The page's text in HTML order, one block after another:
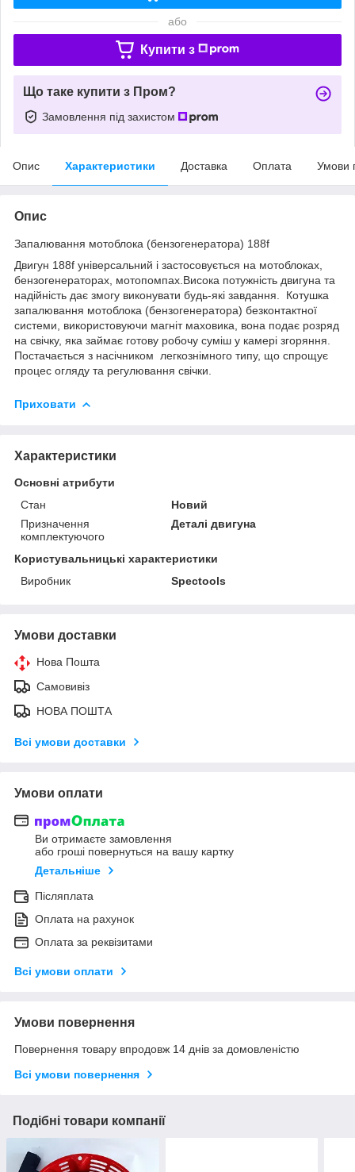
або
Купити з
Що таке купити з Пром?
Замовлення під захистом
Опис Характеристики Доставка Оплата Умови
Опис
Запалювання мотоблока (бензогенератора) 188f
Двигун 188f універсальний і застосовується на мотоблоках,
бензогенераторах, мотопомпах.Висока потужність двигуна та
надійність дає змогу виконувати будь-які завдання. Котушка
запалювання мотоблока (бензогенератора) безконтактної
системи, використовуючи магніт маховика, вона подає розряд
на свічку, яка займає готову робочу суміш у камері згоряння.
Постачається з насічником легкознімного типу, що спрощує
процес огляду та регулювання свічки.
Приховати
Характеристики
Основні атрибути
Стан
Новий
Призначення
комплектуючого
Деталі двигуна
Користувальницькі характеристики
Виробник
Spectools
Умови доставки
Нова Пошта
Самовивіз
НОВА ПОШТА
Всі умови доставки
Умови оплати
Ви отримаєте замовлення
або гроші повернуться на вашу картку
Детальніше
Післяплата
Оплата на рахунок
Оплата за реквізитами
Всі умови оплати
Умови повернення
Повернення товару впродовж 14 днів за домовленістю
Всі умови повернення
Подібні товари компанії